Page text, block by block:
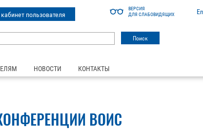
ВЕРСИЯ
ДЛЯ СЛАБОВИДЯЩИХ
пользователя
НОВОСТИ КОНТАКТЫ
ВОИС